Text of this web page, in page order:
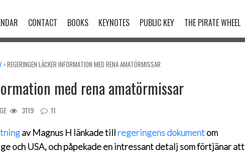
CONTACT BOOKS KEYNOTES PUBLIC KEY THE PIRATE WHEEL
›REGERINGEN LÄCKER INFORMATION MED RENA AMATÖRMISSAR
med rena amatörmissar
3119 11
av Magnus H länkade till regeringens dokumentom
och USA, och påpekade en intressant detalj som förtjänar att